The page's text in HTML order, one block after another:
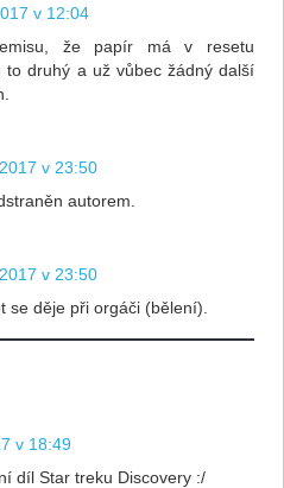
v 12:04
že papír má v resetu
to druhý a už vůbec žádný další
v 23:50
autorem.
v 23:50
se děje při orgáči (bělení).
v 18:49
díl Star treku Discovery :/